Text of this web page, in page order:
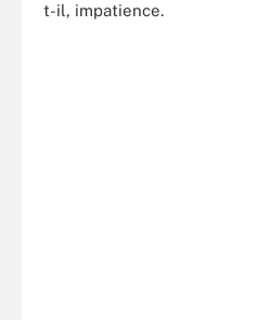
t-il, impatience.